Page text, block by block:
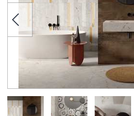
Керамогранит ABK Sensi
120x270 – это
гарантирует высокое
данного материала.
создайте свой
нами!